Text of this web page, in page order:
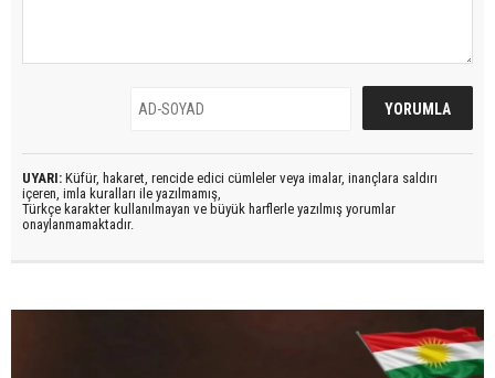
UYARI: Küfür, hakaret, rencide edici cümleler veya imalar, inançlara saldırı
içeren, imla kuralları ile yazılmamış,
Türkçe karakter kullanılmayan ve büyük harflerle yazılmış yorumlar
onaylanmamaktadır.